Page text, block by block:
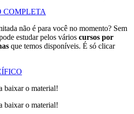
COMPLETA
não é para você no momento? Sem
estudar pelos vários cursos por
que temos disponíveis. É só clicar
baixar o material!
baixar o material!